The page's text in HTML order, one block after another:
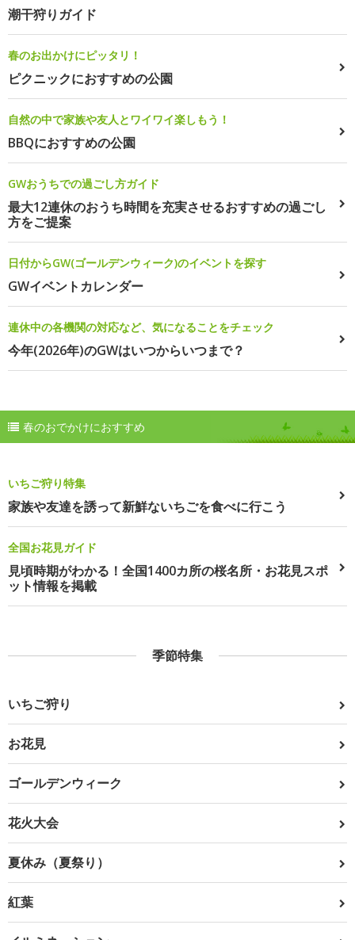
潮干狩りガイド
春のお出かけにピッタリ！
ピクニックにおすすめの公園
自然の中で家族や友人とワイワイ楽しもう！
BBQにおすすめの公園
GWおうちでの過ごし方ガイド
最大12連休のおうち時間を充実させるおすすめの過ごし
方をご提案
日付からGW(ゴールデンウィーク)のイベントを探す
GWイベントカレンダー
連休中の各機関の対応など、気になることをチェック
今年(2026年)のGWはいつからいつまで？
春のおでかけにおすすめ
いちご狩り特集
家族や友達を誘って新鮮ないちごを食べに行こう
全国お花見ガイド
見頃時期がわかる！全国1400カ所の桜名所・お花見スポ
ット情報を掲載
季節特集
いちご狩り
お花見
ゴールデンウィーク
花火大会
夏休み（夏祭り）
紅葉